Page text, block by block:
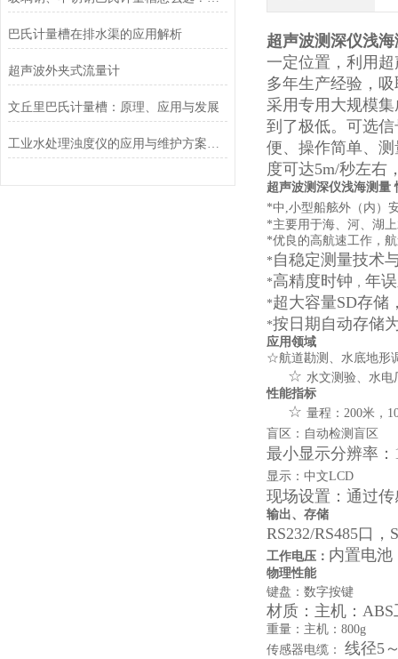
巴氏计量槽在排水渠的应用解析
超声波外夹式流量计
文丘里巴氏计量槽：原理、应用与发展
工业水处理浊度仪的应用与维护方案：精准监测与长效运行的双重保障
超声波测深仪浅
一定位置，利用
多年生产经验，
采用专用大规模
到了极低。可选
便、操作简单、
度可达5m/秒左右
超声波测深仪浅海测量
*中,小型船舷外（内）
*主要用于海、河、湖
*优良的高航速工作，
* 自稳定测量技术
*高精度时钟 ， 年
*超大容量SD存储
*按日期自动存储
应用领域
☆航道勘测、水底地形
☆ 水文测验、水电
性能指标
☆ 量程：200米，
盲区：自动检测
最小显示分辨
显示：中文
现场设置：通过
输出、存储
RS232/RS485口
工作电压： 内置电池
物理性能
键盘：数字按键
材质：主机：
重量：主机：
传感器电缆： 线径5